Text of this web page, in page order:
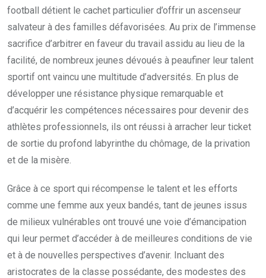
football détient le cachet particulier d’offrir un ascenseur
salvateur à des familles défavorisées. Au prix de l’immense
sacrifice d’arbitrer en faveur du travail assidu au lieu de la
facilité, de nombreux jeunes dévoués à peaufiner leur talent
sportif ont vaincu une multitude d’adversités. En plus de
développer une résistance physique remarquable et
d’acquérir les compétences nécessaires pour devenir des
athlètes professionnels, ils ont réussi à arracher leur ticket
de sortie du profond labyrinthe du chômage, de la privation
et de la misère.
Grâce à ce sport qui récompense le talent et les efforts
comme une femme aux yeux bandés, tant de jeunes issus
de milieux vulnérables ont trouvé une voie d’émancipation
qui leur permet d’accéder à de meilleures conditions de vie
et à de nouvelles perspectives d’avenir. Incluant des
aristocrates de la classe possédante, des modestes des